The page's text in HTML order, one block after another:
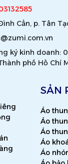
Cẩn, p. Tân
ký kinh doanh:
phố Hồ Chí
SẢN
Áo
Áo
Áo
Áo
Áo